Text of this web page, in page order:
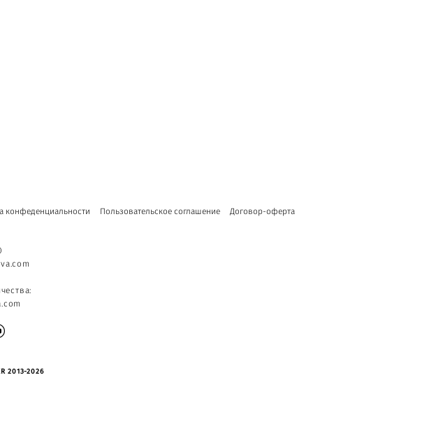
конфеденциальности Пользовательское соглашение Договор-оферта
2013-2026